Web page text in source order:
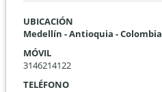
UBICACIÓN
Medellín - Antioquia - Colombia
MÓVIL
3146214122
TELÉFONO